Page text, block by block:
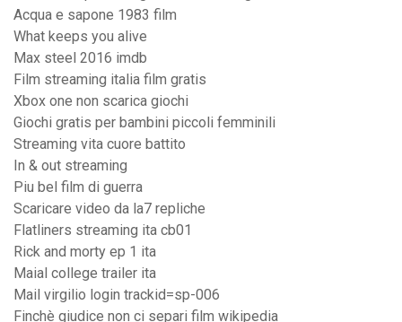
Acqua e sapone 1983 film
What keeps you alive
Max steel 2016 imdb
Film streaming italia film gratis
Xbox one non scarica giochi
Giochi gratis per bambini piccoli femminili
Streaming vita cuore battito
In & out streaming
Piu bel film di guerra
Scaricare video da la7 repliche
Flatliners streaming ita cb01
Rick and morty ep 1 ita
Maial college trailer ita
Mail virgilio login trackid=sp-006
Finchè giudice non ci separi film wikipedia